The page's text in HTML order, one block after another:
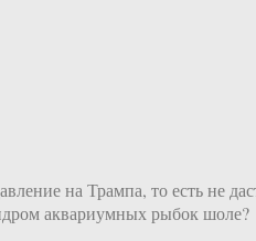
на Трампа, то есть не
аквариумных рыбок шоле?